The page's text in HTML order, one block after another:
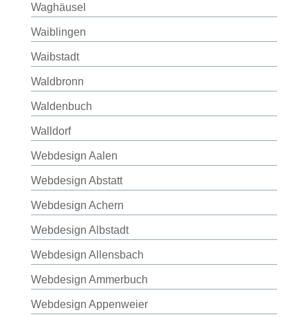
Waghäusel
Waiblingen
Waibstadt
Waldbronn
Waldenbuch
Walldorf
Webdesign Aalen
Webdesign Abstatt
Webdesign Achern
Webdesign Albstadt
Webdesign Allensbach
Webdesign Ammerbuch
Webdesign Appenweier